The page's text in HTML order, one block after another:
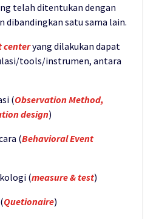
telah ditentukan dengan
dibandingkan satu sama lain.
centeryang dilakukan dapat
tools/instrumen, antara
(Observation Method,
design)
(Behavioral Event
(measure & test)
Quetionaire)